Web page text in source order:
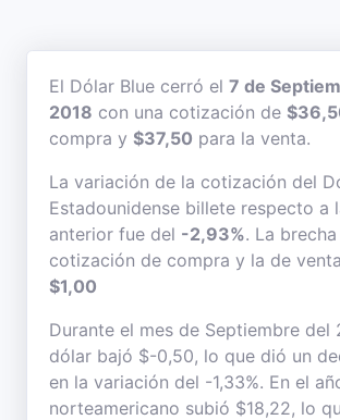
El Dólar Blue cerró el 7 de
2018 con una cotización de
compra y $37,50 para la venta.
La variación de la cotización del
Estadounidense billete respecto a
anterior fue del -2,93%. La
cotización de compra y la de
$1,00
Durante el mes de Septiembre del
dólar bajó $-0,50, lo que dió un
en la variación del -1,33%. En el
norteamericano subió $18,22, lo